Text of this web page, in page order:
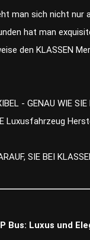
man sich nicht nur
hat man
den KLASSEN
- GENAU WIE SIE
Luxusfahrzeug
SIE BEI
Bus: Luxus und